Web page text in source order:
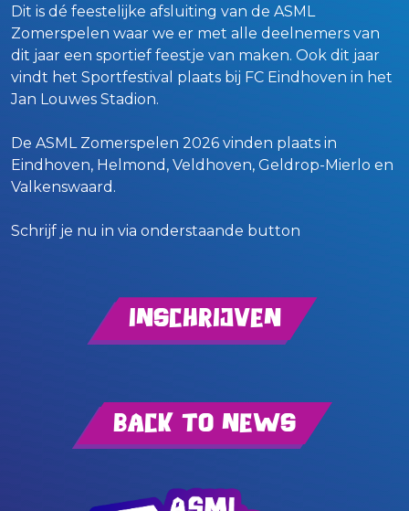
Dit is dé feestelijke afsluiting van de ASML
Zomerspelen waar we er met alle deelnemers van
dit jaar een sportief feestje van maken. Ook dit jaar
vindt het Sportfestival plaats bij FC Eindhoven in het
Jan Louwes Stadion.
De ASML Zomerspelen 2026 vinden plaats in
Eindhoven, Helmond, Veldhoven, Geldrop-Mierlo en
Valkenswaard.
Schrijf je nu in via onderstaande button
Inschrijven
Back to news